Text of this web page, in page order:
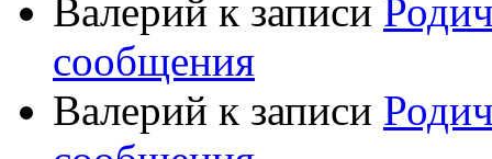
Валерий к записи
сообщения
Валерий к записи